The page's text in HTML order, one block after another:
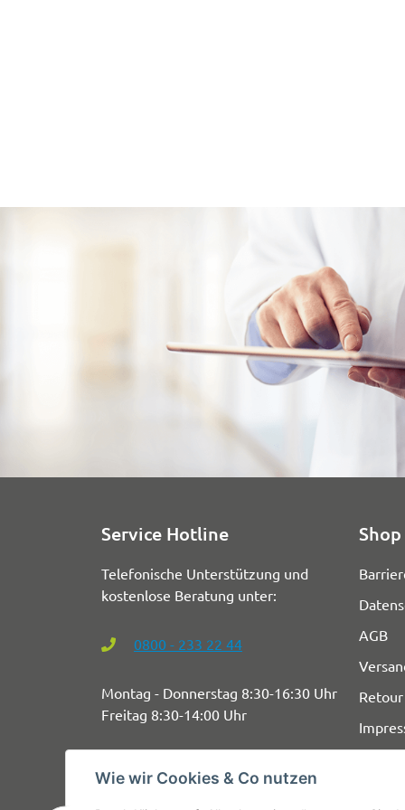
Wie wir Cookies & Co nutzen
Service Hotline
Telefonische Unterstützung und
kostenlose Beratung unter:
0800 - 233 22 44
Montag - Donnerstag 8:30-16:30 Uhr
Freitag 8:30-14:00 Uhr
AGB
Retour